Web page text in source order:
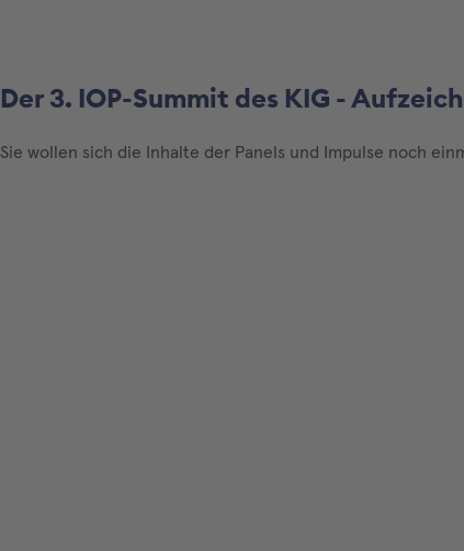
Der 3. IOP-Summit des KIG -
Sie wollen sich die Inhalte der Panels und Impulse noch